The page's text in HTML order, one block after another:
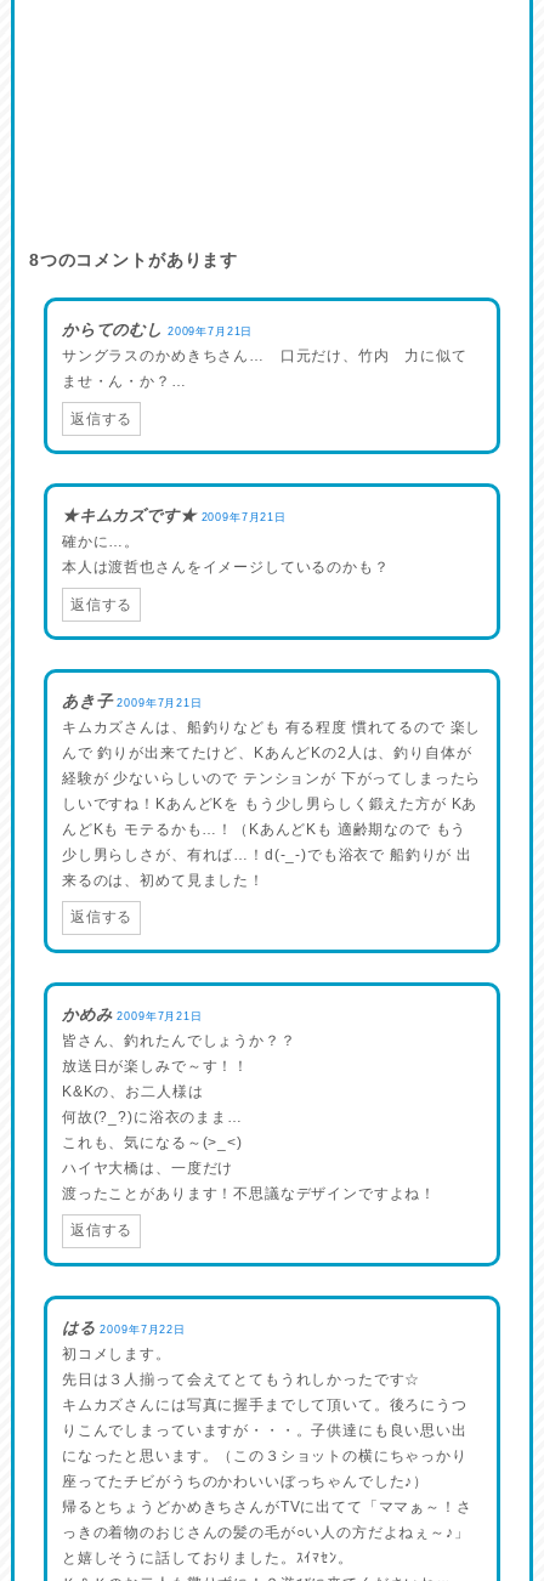
8つのコメントがあります
からてのむし 2009年7月21日
サングラスのかめきちさん… 口元だけ、竹内 力に似て
ませ・ん・か？…
返信する
★キムカズです★ 2009年7月21日
確かに…。
本人は渡哲也さんをイメージしているのかも？
返信する
あき子 2009年7月21日
キムカズさんは、船釣りなども 有る程度 慣れてるので 楽し
んで 釣りが出来てたけど、KあんどKの2人は、釣り自体が
経験が 少ないらしいので テンションが 下がってしまったら
しいですね！KあんどKを もう少し男らしく鍛えた方が Kあ
んどKも モテるかも…！（KあんどKも 適齢期なので もう
少し男らしさが、有れば…！d(-_-)でも浴衣で 船釣りが 出
来るのは、初めて見ました！
返信する
かめみ 2009年7月21日
皆さん、釣れたんでしょうか？？
放送日が楽しみで～す！！
K&Kの、お二人様は
何故(?_?)に浴衣のまま…
これも、気になる～(>_<)
ハイヤ大橋は、一度だけ
渡ったことがあります！不思議なデザインですよね！
返信する
はる 2009年7月22日
初コメします。
先日は３人揃って会えてとてもうれしかったです☆
キムカズさんには写真に握手までして頂いて。後ろにうつ
りこんでしまっていますが・・・。子供達にも良い思い出
になったと思います。（この３ショットの横にちゃっかり
座ってたチビがうちのかわいいぼっちゃんでした♪）
帰るとちょうどかめきちさんがTVに出てて「ママぁ～！さ
っきの着物のおじさんの髪の毛が○い人の方だよねぇ～♪」
と嬉しそうに話しておりました。ｽｲﾏｾﾝ。